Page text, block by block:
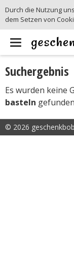
Toggle
navigation
Suchergebnis
Es wurden keine
basteln
© 2026
Durch die Nutzung
dem Setzen von